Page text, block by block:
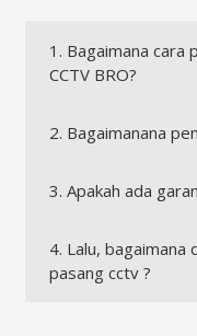
1. Bagaimana cara
CCTV BRO?
2. Bagaimanana
3. Apakah ada
4. Lalu, bagaimana
pasang cctv ?